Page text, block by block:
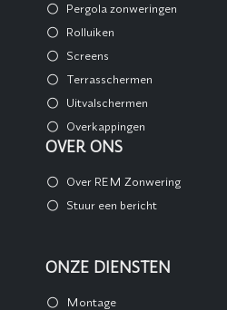
Pergola zonweringen
Rolluiken
Screens
Terrasschermen
Uitvalschermen
Overkappingen
OVER ONS
Over REM Zonwering
Stuur een bericht
ONZE DIENSTEN
Montage